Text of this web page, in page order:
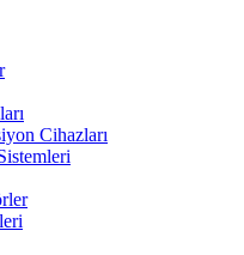
Cihazları